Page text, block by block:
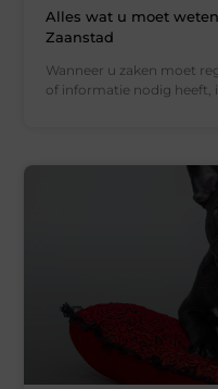
Alles wat u moet
Zaanstad
Wanneer u zaken moet
of informatie nodig heeft,